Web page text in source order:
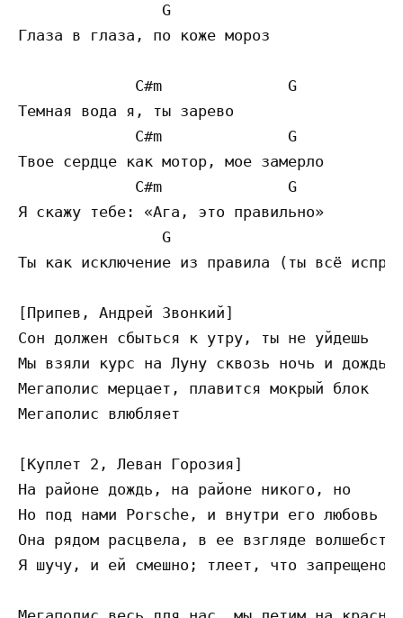
                G
Глаза в глаза, по коже мороз
             C#m              G
Темная вода я, ты зарево
             C#m              G
Твое сердце как мотор, мое замерло
             C#m              G
Я скажу тебе: «Ага, это правильно»
                G
Ты как исключение из правила (ты всё
[Припев, Андрей Звонкий]
Сон должен сбыться к утру, ты не уйдешь
Мы взяли курс на Луну сквозь ночь и дождь
Мегаполис мерцает, плавится мокрый блок
Мегаполис влюбляет
[Куплет 2, Леван Горозия]
На районе дождь, на районе никого, но
Но под нами Porsche, и внутри его любовь
Она рядом расцвела, в ее взгляде
Я шучу, и ей смешно; тлеет, что запрещено